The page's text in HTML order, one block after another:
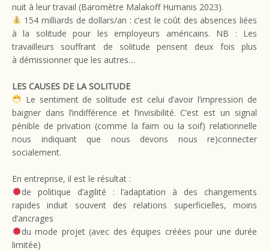
nuit à leur travail (Baromètre Malakoff Humanis 2023).
154 milliards de dollars/an : c’est le coût des absences liées
à la solitude pour les employeurs américains. NB : Les
travailleurs souffrant de solitude pensent deux fois plus
à démissionner que les autres…
LES CAUSES DE LA SOLITUDE
Le sentiment de solitude est celui d’avoir l’impression de
baigner dans l’indifférence et l’invisibilité. C’est est un signal
pénible de privation (comme la faim ou la soif) relationnelle
nous indiquant que nous devons nous re)connecter
socialement.
En entreprise, il est le résultat :
de politique d’agilité : l’adaptation à des changements
rapides induit souvent des relations superficielles, moins
d’ancrages
du mode projet (avec des équipes créées pour une durée
limitée)